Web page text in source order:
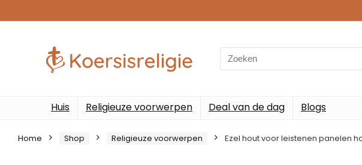
Search
for:
Huis Religieuze voorwerpen Deal van de dag Blogs
Home Shop Religieuze voorwerpen Ezel hout voor leistenen panelen